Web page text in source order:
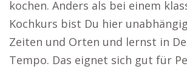
kochen. Anders als bei einem
Kochkurs bist Du hier
Zeiten und Orten und lernst in
Tempo. Das eignet sich gut für